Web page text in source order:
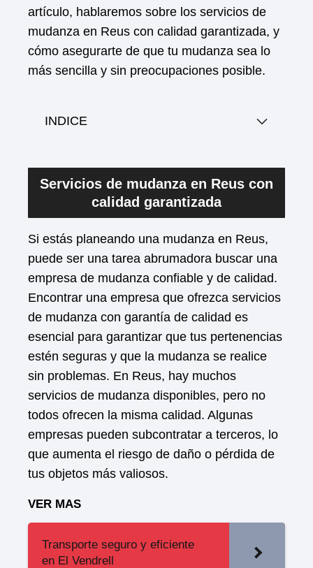
artículo, hablaremos sobre los servicios de
mudanza en Reus con calidad garantizada, y
cómo asegurarte de que tu mudanza sea lo
más sencilla y sin preocupaciones posible.
INDICE
Servicios de mudanza en Reus con
calidad garantizada
Si estás planeando una mudanza en Reus,
puede ser una tarea abrumadora buscar una
empresa de mudanza confiable y de calidad.
Encontrar una empresa que ofrezca servicios
de mudanza con garantía de calidad es
esencial para garantizar que tus pertenencias
estén seguras y que la mudanza se realice
sin problemas. En Reus, hay muchos
servicios de mudanza disponibles, pero no
todos ofrecen la misma calidad. Algunas
empresas pueden subcontratar a terceros, lo
que aumenta el riesgo de daño o pérdida de
tus objetos más valiosos.
VER MAS
Transporte seguro y eficiente
en El Vendrell